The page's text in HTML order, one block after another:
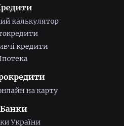
калькулятор
кредити
Іпотека
на карту
Банки
України